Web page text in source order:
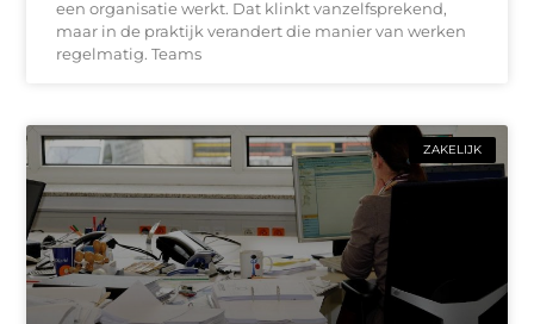
een organisatie werkt. Dat klinkt vanzelfsprekend,
maar in de praktijk verandert die manier van werken
regelmatig. Teams
ZAKELIJK